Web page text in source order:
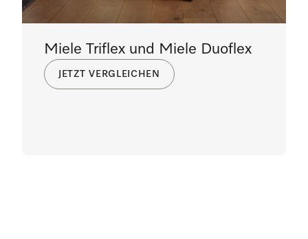
Miele Triflex und Miele Duoflex
JETZT VERGLEICHEN